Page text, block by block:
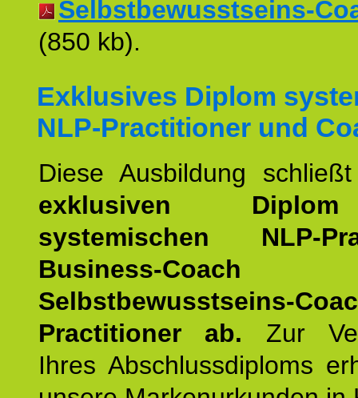
Selbstbewusstseins-
(850 kb).
Exklusives Diplom
NLP-Practitioner und
Diese Ausbildung
exklusiven
systemischen NLP-
Business-Coach
Selbstbewusstseins-
Practitioner ab. Zur
Ihres Abschlussdiploms